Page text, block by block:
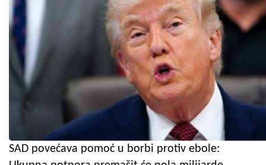
SAD povećava pomoć u borbi protiv ebole: